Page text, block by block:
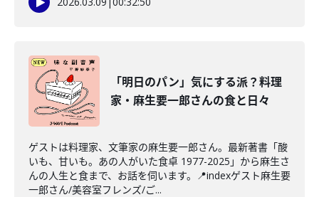
「明日のパン」気にする派？料理
家・麻生要一郎さんの食と日々
ゲストは料理家、文筆家の麻生要一郎さん。最新著書「酸
いも、甘いも。あの人がいた食卓 1977-2025」から麻生さ
んの人生と食まで、お話を伺います。📍indexゲスト麻生要
一郎さん/美容室フレンズ/ご...